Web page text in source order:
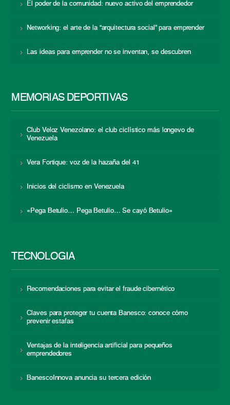
El poder de la comunidad: nuevo activo del emprendedor
Networking: el arte de la “arquitectura social” para emprender
Las ideas para emprender no se inventan, se descubren
MEMORIAS DEPORTIVAS
Club Veloz Venezolano: el club ciclístico más longevo de
Venezuela
Vera Fortique: voz de la hazaña del 41
Inicios del ciclismo en Venezuela
«Pega Betulio… Pega Betulio… Se cayó Betulio»
TECNOLOGÍA
Recomendaciones para evitar el fraude cibernético
Claves para proteger tu cuenta Banesco: conoce cómo
prevenir estafas
Ventajas de la inteligencia artificial para pequeños
emprendedores
BanescoInnova anuncia su tercera edición